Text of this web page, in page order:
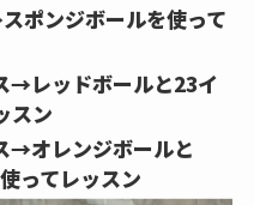
ポンジボールを使って
→レッドボールと23イ
スン
→オレンジボールと
ってレッスン